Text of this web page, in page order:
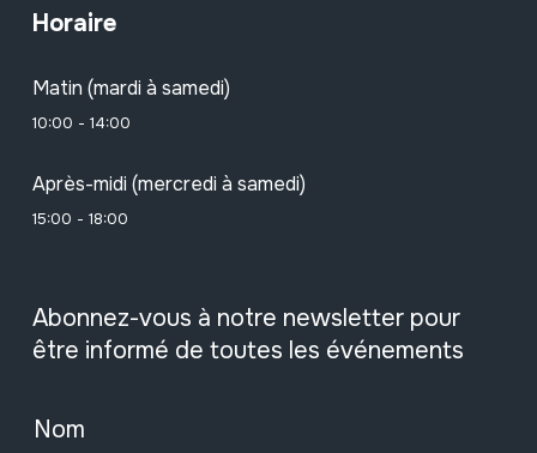
Horaire
Matin (mardi à samedi)
10:00 - 14:00
Après-midi (mercredi à samedi)
15:00 - 18:00
Abonnez-vous à notre newsletter pour
être informé de toutes les événements
Nom